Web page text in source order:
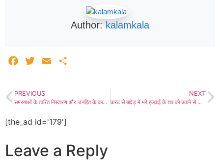
Author: kalamkala
Facebook
Twitter Email
PREVIOUS
समस्याओं के त्वरित निस्तारण और जनहित के कार्यों के साथ योजनाओं का प्रभावी क्रियान्वयन रहेंगे प्राथमिकता- अवधेश मीणा कलेक्टर, नव पदस्थापित जिला कलक्टर अवधेश मीणा ने ग्रहण किया कार्यभार, सभी अनुभागों-शाखाओं का किया अवलोकन
NEXT
करंट से बादेड़ में मरे हलवाई के शव को उठाने से किया इंकार, सौंपा मांगपत्र और दिया धरना, 50 लाख का मुआवजा, मकान व प्लॉट, सरकारी नौकरी, डेयरी और दोषी अधिकारियों व कर्मचारियों को बर्खास्त करने की मांग
[the_ad id='179']
Leave a Reply